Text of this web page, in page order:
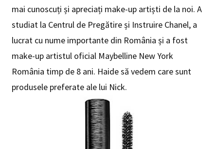
mai cunoscuți și apreciați make-up artiști de la noi. A
studiat la Centrul de Pregătire și Instruire Chanel, a
lucrat cu nume importante din România și a fost
make-up artistul oficial Maybelline New York
România timp de 8 ani. Haide să vedem care sunt
produsele preferate ale lui Nick.